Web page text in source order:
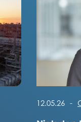
Lees het
12.05.26 -